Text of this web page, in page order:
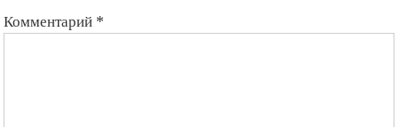
Комментарий *